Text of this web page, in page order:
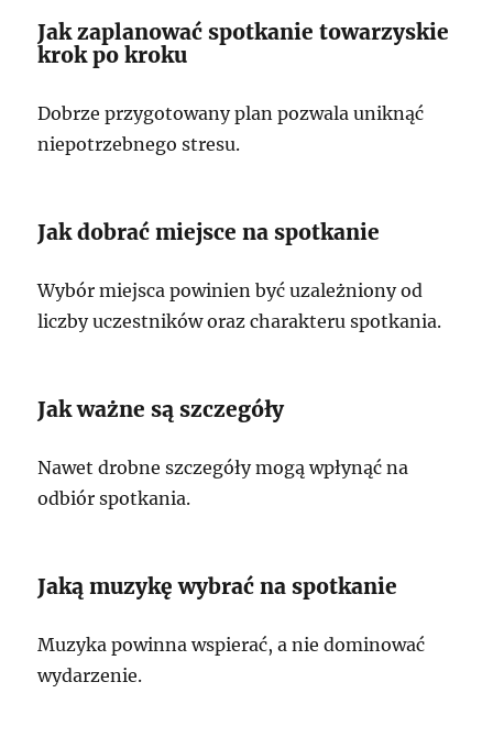
Jak zaplanować spotkanie towarzyskie
krok po kroku
Dobrze przygotowany plan pozwala uniknąć
niepotrzebnego stresu.
Jak dobrać miejsce na spotkanie
Wybór miejsca powinien być uzależniony od
liczby uczestników oraz charakteru spotkania.
Jak ważne są szczegóły
Nawet drobne szczegóły mogą wpłynąć na
odbiór spotkania.
Jaką muzykę wybrać na spotkanie
Muzyka powinna wspierać, a nie dominować
wydarzenie.